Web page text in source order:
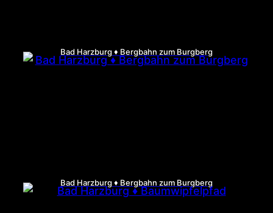
Bad Harzburg ♦ Bergbahn zum Burgberg
Bad Harzburg ♦ Bergbahn zum Burgberg